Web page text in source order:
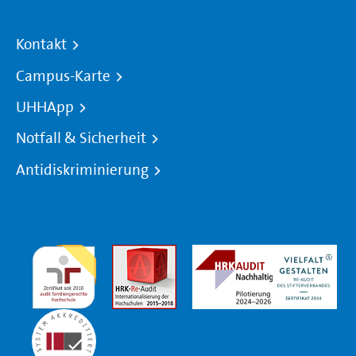
Kontakt
Campus-Karte
UHHApp
Notfall & Sicherheit
Antidiskriminierung